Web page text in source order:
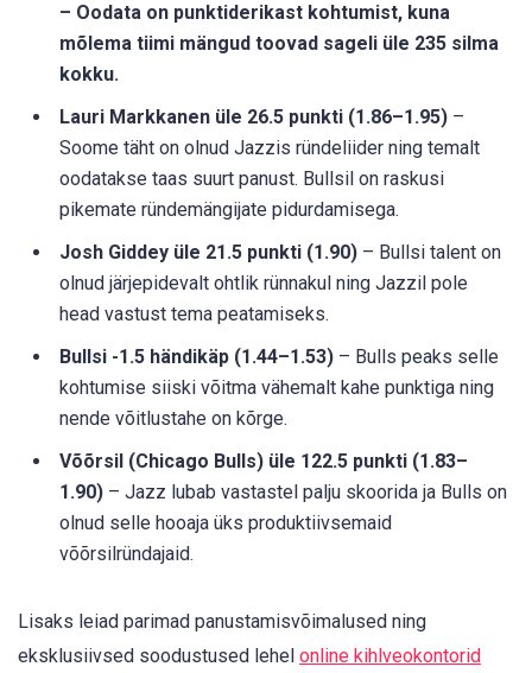
– Oodata on punktiderikast kohtumist, kuna
mõlema tiimi mängud toovad sageli üle 235 silma
kokku.
Lauri Markkanen üle 26.5 punkti (1.86–1.95) –
Soome täht on olnud Jazzis ründeliider ning temalt
oodatakse taas suurt panust. Bullsil on raskusi
pikemate ründemängijate pidurdamisega.
Josh Giddey üle 21.5 punkti (1.90) – Bullsi talent on
olnud järjepidevalt ohtlik rünnakul ning Jazzil pole
head vastust tema peatamiseks.
Bullsi -1.5 händikäp (1.44–1.53) – Bulls peaks selle
kohtumise siiski võitma vähemalt kahe punktiga ning
nende võitlustahe on kõrge.
Võõrsil (Chicago Bulls) üle 122.5 punkti (1.83–
1.90) – Jazz lubab vastastel palju skoorida ja Bulls on
olnud selle hooaja üks produktiivsemaid
võõrsilründajaid.
Lisaks leiad parimad panustamisvõimalused ning
eksklusiivsed soodustused lehel online kihlveokontorid